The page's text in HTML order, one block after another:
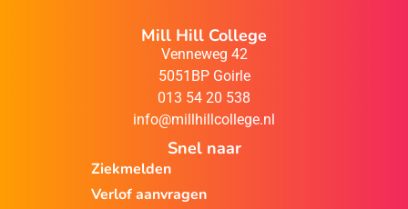
Mill Hill College
Venneweg 42
5051BP Goirle
013 54 20 538
info@millhillcollege.nl
Snel naar
Ziekmelden
Verlof aanvragen